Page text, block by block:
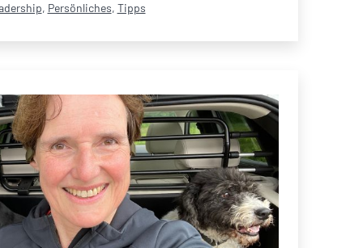
, Persönliches, Tipps